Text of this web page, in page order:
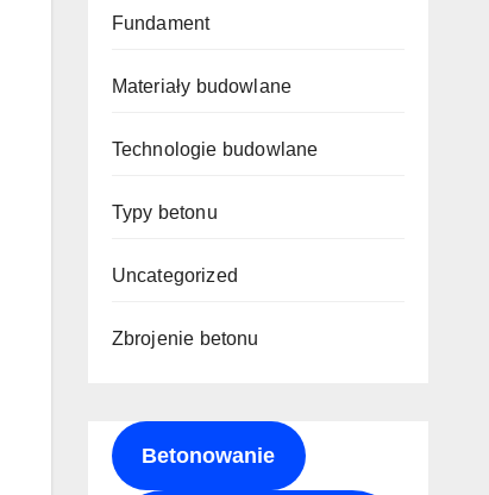
Fundament
Materiały budowlane
Technologie budowlane
Typy betonu
Uncategorized
Zbrojenie betonu
Betonowanie